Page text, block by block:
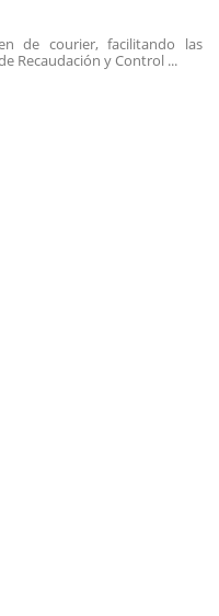
de courier, facilitando las
Recaudación y Control ...